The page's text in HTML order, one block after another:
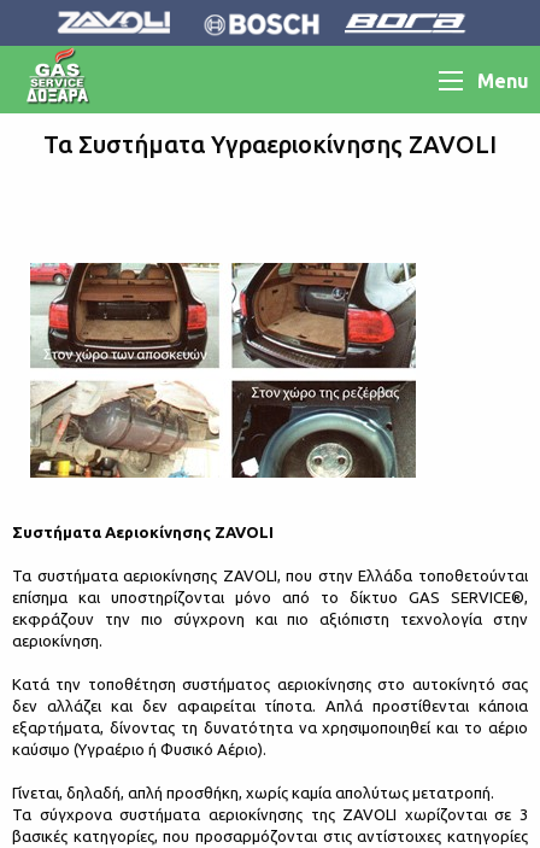
Menu
Τα Συστήματα Υγραεριοκίνησης ZAVOLI
Συστήματα Αεριοκίνησης ZAVOLI
Τα συστήματα αεριοκίνησης ZAVOLI, που στην Ελλάδα τοποθετούνται
επίσημα και υποστηρίζονται μόνο από το δίκτυο GAS SERVICE®,
εκφράζουν την πιο σύγχρονη και πιο αξιόπιστη τεχνολογία στην
αεριοκίνηση.
Κατά την τοποθέτηση συστήματος αεριοκίνησης στο αυτοκίνητό σας
δεν αλλάζει και δεν αφαιρείται τίποτα. Απλά προστίθενται κάποια
εξαρτήματα, δίνοντας τη δυνατότητα να χρησιμοποιηθεί και το αέριο
καύσιμο (Υγραέριο ή Φυσικό Αέριο).
Γίνεται, δηλαδή, απλή προσθήκη, χωρίς καμία απολύτως μετατροπή.
Τα σύγχρονα συστήματα αεριοκίνησης της ZAVOLI χωρίζονται σε 3
βασικές κατηγορίες, που προσαρμόζονται στις αντίστοιχες κατηγορίες